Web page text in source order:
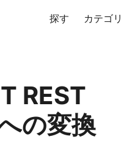
探す カテゴリ
REST
の変換